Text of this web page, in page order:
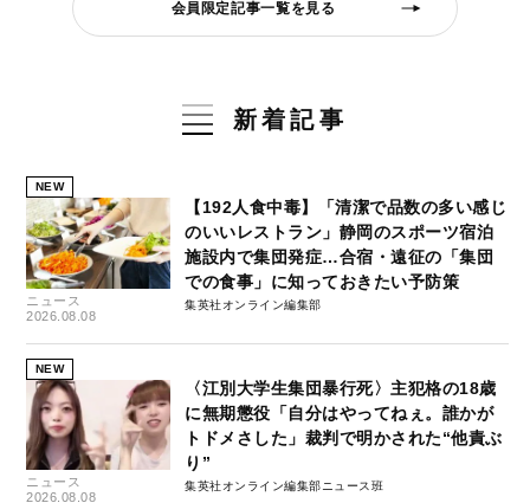
会員限定記事一覧を見る
新着記事
NEW
ニュース
2026.08.08
【192人食中毒】「清潔で品数の多い感じ
のいいレストラン」静岡のスポーツ宿泊
施設内で集団発症…合宿・遠征の「集団
での食事」に知っておきたい予防策
集英社オンライン編集部
NEW
ニュース
2026.08.08
〈江別大学生集団暴行死〉主犯格の18歳
に無期懲役「自分はやってねぇ。誰かが
トドメさした」裁判で明かされた“他責ぶ
り”
集英社オンライン編集部ニュース班